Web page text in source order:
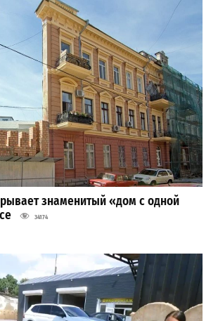
знаменитый «дом с одной
34174